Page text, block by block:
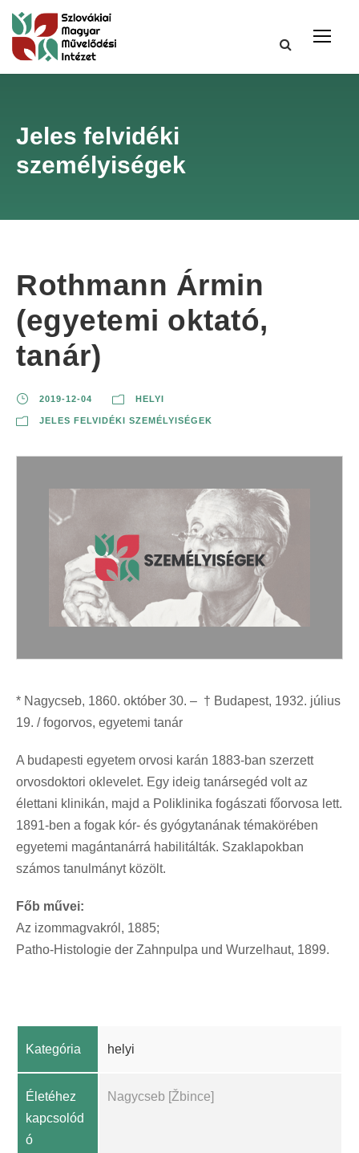
Jeles felvidéki
személyiségek
Rothmann Ármin
(egyetemi oktató,
tanár)
2019-12-04 HELYI
JELES FELVIDÉKI SZEMÉLYISÉGEK
* Nagycseb, 1860. október 30. – † Budapest, 1932. július
19. / fogorvos, egyetemi tanár
A budapesti egyetem orvosi karán 1883-ban szerzett
orvosdoktori oklevelet. Egy ideig tanársegéd volt az
élettani klinikán, majd a Poliklinika fogászati főorvosa lett.
1891-ben a fogak kór- és gyógytanának témakörében
egyetemi magántanárrá habilitálták. Szaklapokban
számos tanulmányt közölt.
Főb művei:
Az izommagvakról, 1885;
Patho-Histologie der Zahnpulpa und Wurzelhaut, 1899.
Kategória helyi
Életéhez
kapcsolód
ó
Nagycseb [Žbince]